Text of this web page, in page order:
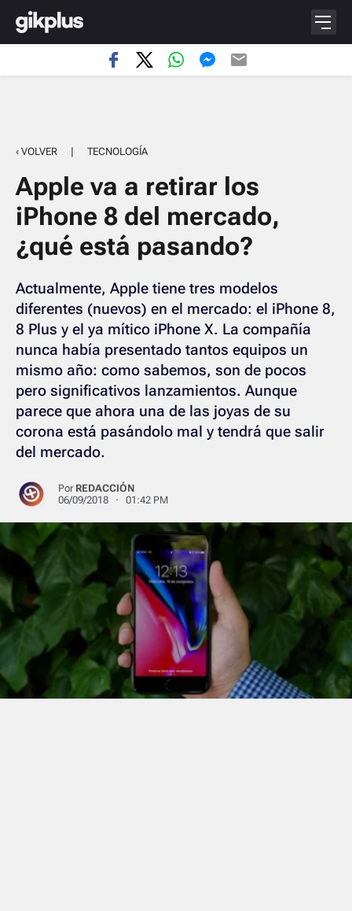
‹ VOLVER | TECNOLOGÍA
Apple va a retirar los
iPhone 8 del mercado,
¿qué está pasando?
Actualmente, Apple tiene tres modelos
diferentes (nuevos) en el mercado: el iPhone 8,
8 Plus y el ya mítico iPhone X. La compañía
nunca había presentado tantos equipos un
mismo año: como sabemos, son de pocos
pero significativos lanzamientos. Aunque
parece que ahora una de las joyas de su
corona está pasándolo mal y tendrá que salir
del mercado.
Por REDACCIÓN
06/09/2018 · 01:42 PM